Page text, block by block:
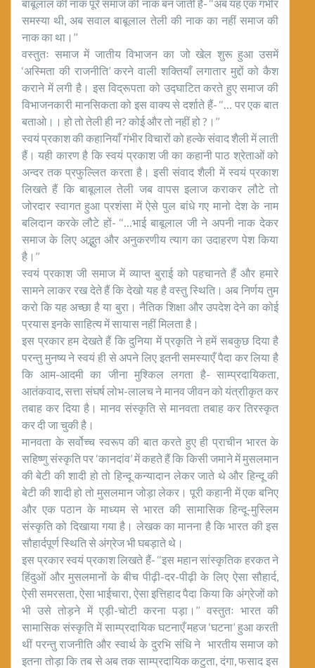
बाबूलाल की नाक पूरे समाज की नाक बन जाती है- ‘‘अब यह एक गंभीर
समस्या थी, अब सवाल बाबूलाल तेली की नाक का नहीं समाज की
नाक का था।’’
वस्तुतः समाज में जातीय विभाजन का जो खेल शुरू हुआ उसमें
‘अस्मिता की राजनीति’ करने वाली शक्तियाँ लगातार मुद्दों को कैश
कराने में लगी है। इस विद्रूपता को उद्घाटित करते हुए समाज की
विभाजनकारी मानसिकता को इस वाक्य से दर्शाते हैं- ‘‘… पर एक बात
बताओ।। हो तो तेली ही न? कोई और तो नहीं हो ?।’’
स्वयं प्रकाश की कहानियाँ गंभीर विचारों को हल्के संवाद शैली में लाती
हैं। यही कारण है कि स्वयं प्रकाश जी का कहानी पाठ श्रेताओं को
अन्दर तक प्रफुल्लित करता है। इसी संवाद शैली में स्वयं प्रकाश
लिखते हैं कि बाबूलाल तेली जब वापस इलाज कराकर लौटे तो
जोरदार स्वागत हुआ प्रशंसा में ऐसे पुल बांधे गए मानो देश के नाम
बलिदान करके लौटे हों- ‘‘…भाई बाबूलाल जी ने अपनी नाक देकर
समाज के लिए अद्भुत और अनुकरणीय त्याग का उदाहरण पेश किया
है।’’
स्वयं प्रकाश जी समाज में व्याप्त बुराई को पहचानते हैं और हमारे
सामने लाकर रख देते हैं कि देखो यह है वस्तु स्थिति। अब निर्णय तुम
करो कि यह अच्छा है या बुरा। नैतिक शिक्षा और उपदेश देने का कोई
प्रयास इनके साहित्य में सायास नहीं मिलता है।
इस प्रकार हम देखते हैं कि दुनिया में प्रकृति ने हमें सबकुछ दिया है
परन्तु मुनष्य ने स्वयं ही से अपने लिए इतनी समस्याएँ पैदा कर लिया है
कि आम-आदमी का जीना मुश्किल लगता है- साम्प्रदायिकता,
आतंकवाद, सत्ता संघर्ष लोभ-लालच ने मानव जीवन को यंत्राीकृत कर
तबाह कर दिया है। मानव संस्कृति से मानवता तबाह कर तिरस्कृत
कर दी जा चुकी है।
मानवता के सर्वोच्च स्वरूप की बात करते हुए ही प्राचीन भारत के
सहिष्णु संस्कृति पर ‘कानदांव’ में कहते हैं कि किसी जमाने में मुसलमान
की बेटी की शादी हो तो हिन्दू कन्यादान लेकर जाते थे और हिन्दू की
बेटी की शादी हो तो मुसलमान जोड़ा लेकर। पूरी कहानी में एक बनिए
और एक पठान के माध्यम से भारत की सामासिक हिन्दू-मुस्लिम
संस्कृति को दिखाया गया है। लेखक का मानना है कि भारत की इस
सौहार्दपूर्ण स्थिति से अंग्रेज भी घबड़ाते थे।
इस प्रकार स्वयं प्रकाश लिखते हैं- ‘‘इस महान सांस्कृतिक हरकत ने
हिंदुओं और मुसलमानों के बीच पीढ़ी-दर-पीढ़ी के लिए ऐसा सौहार्द,
ऐसी समरसता, ऐसा भाईचारा, ऐसा इत्तिहाद पैदा किया कि अंग्रेजों को
भी उसे तोड़ने में एड़ी-चोटी करना पड़ा।’’ वस्तुतः भारत की
सामासिक संस्कृति में साम्प्रदायिक घटनाएँ महज ‘घटना’ हुआ करती
थीं परन्तु राजनीति और स्वार्थ के दुरभि संधि ने भारतीय समाज को
इतना तोड़ा कि तब से अब तक साम्प्रदायिक कटुता, दंगा, फसाद इस